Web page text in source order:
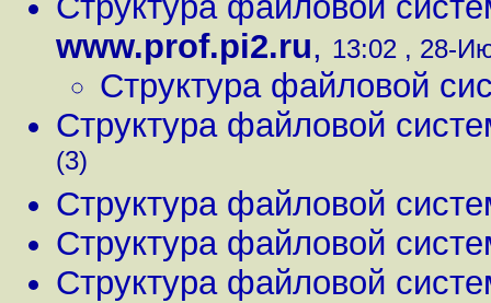
www.prof.pi2.ru, 13:02 , 28-
Структура файловой
Структура файловой
(3)
Структура файловой
Структура файловой
Структура файловой